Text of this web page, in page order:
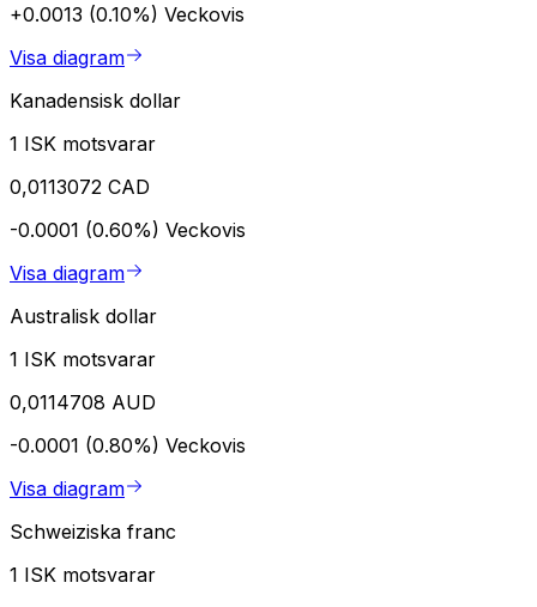
+0.0013 (0.10%) Veckovis
Visa diagram
Kanadensisk dollar
1 ISK motsvarar
0,0113072 CAD
-0.0001 (0.60%) Veckovis
Visa diagram
Australisk dollar
1 ISK motsvarar
0,0114708 AUD
-0.0001 (0.80%) Veckovis
Visa diagram
Schweiziska franc
1 ISK motsvarar